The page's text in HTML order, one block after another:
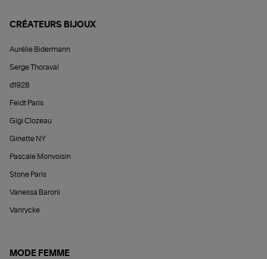
CRÉATEURS BIJOUX
Aurélie Bidermann
Serge Thoraval
d1928
Feidt Paris
Gigi Clozeau
Ginette NY
Pascale Monvoisin
Stone Paris
Vanessa Baroni
Vanrycke
MODE FEMME